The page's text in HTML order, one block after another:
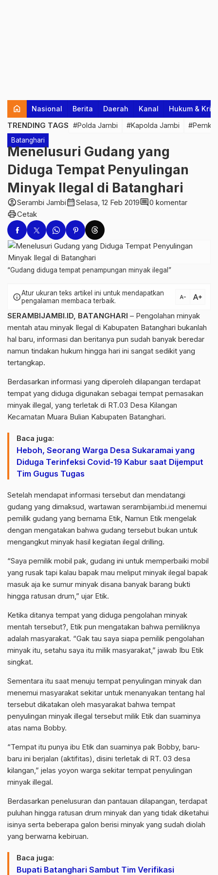
home Nasional Berita Daerah Kanal Hukum &
TRENDING TAGS #Polda Jambi #Kapolda Jambi
Batanghari
Menelusuri Gudang yang
Diduga Tempat Penyulingan
Minyak Ilegal di Batanghari
account_circleSerambi Jambicalendar_monthSelasa, 12 Feb 2019comment0 komentar
printCetak
“Gudang diduga tempat penampungan minyak ilegal”
infoAtur ukuran teks artikel ini untuk mendapatkan
pengalaman membaca terbaik.
text_decrease text_increase
SERAMBIJAMBI.ID, BATANGHARI – Pengolahan minyak
mentah atau minyak Ilegal di Kabupaten Batanghari bukanlah
hal baru, informasi dan beritanya pun sudah banyak beredar
namun tindakan hukum hingga hari ini sangat sedikit yang
tertangkap.
Berdasarkan informasi yang diperoleh dilapangan terdapat
tempat yang diduga digunakan sebagai tempat pemasakan
minyak illegal, yang terletak di RT.03 Desa Kilangan
Kecamatan Muara Bulian Kabupaten Batanghari.
Baca juga:
Heboh, Seorang Warga Desa Sukaramai yang
Diduga Terinfeksi Covid-19 Kabur saat Dijemput
Tim Gugus Tugas
Setelah mendapat informasi tersebut dan mendatangi
gudang yang dimaksud, wartawan serambijambi.id menemui
pemilik gudang yang bernama Etik, Namun Etik mengelak
dengan mengatakan bahwa gudang tersebut bukan untuk
mengangkut minyak hasil kegiatan ilegal drilling.
“Saya pemilik mobil pak, gudang ini untuk memperbaiki mobil
yang rusak tapi kalau bapak mau meliput minyak ilegal bapak
masuk aja ke sumur minyak disana banyak barang bukti
hingga ratusan drum,” ujar Etik.
Ketika ditanya tempat yang diduga pengolahan minyak
mentah tersebut?, Etik pun mengatakan bahwa pemiliknya
adalah masyarakat. “Gak tau saya siapa pemilik pengolahan
minyak itu, setahu saya itu milik masyarakat,” jawab Ibu Etik
singkat.
Sementara itu saat menuju tempat penyulingan minyak dan
menemui masyarakat sekitar untuk menanyakan tentang hal
tersebut dikatakan oleh masyarakat bahwa tempat
penyulingan minyak illegal tersebut milik Etik dan suaminya
atas nama Bobby.
“Tempat itu punya ibu Etik dan suaminya pak Bobby, baru-
baru ini berjalan (aktifitas), disini terletak di RT. 03 desa
kilangan,” jelas yoyon warga sekitar tempat penyulingan
minyak illegal.
Berdasarkan penelusuran dan pantauan dilapangan, terdapat
puluhan hingga ratusan drum minyak dan yang tidak diketahui
isinya serta beberapa galon berisi minyak yang sudah diolah
yang berwarna kebiruan.
Baca juga:
Bupati Batanghari Sambut Tim Verifikasi